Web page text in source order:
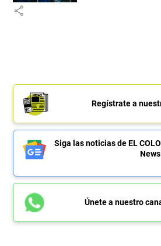
share
Regístrate a
Siga las noticias de EL
News
Únete a nuestro